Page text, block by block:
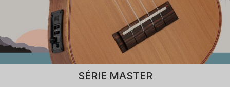
SÉRIE MASTER